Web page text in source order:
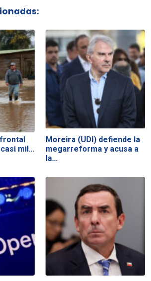
mil…
Moreira (UDI) defiende la
megarreforma y acusa a
la…